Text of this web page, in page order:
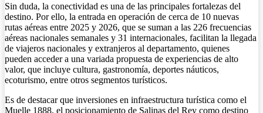
Sin duda, la conectividad es una de las principales fortalezas del
destino. Por ello, la entrada en operación de cerca de 10 nuevas
rutas aéreas entre 2025 y 2026, que se suman a las 226 frecuencias
aéreas nacionales semanales y 31 internacionales, facilitan la llegada
de viajeros nacionales y extranjeros al departamento, quienes
pueden acceder a una variada propuesta de experiencias de alto
valor, que incluye cultura, gastronomía, deportes náuticos,
ecoturismo, entre otros segmentos turísticos.
Es de destacar que inversiones en infraestructura turística como el
Muelle 1888, el posicionamiento de Salinas del Rey como destino